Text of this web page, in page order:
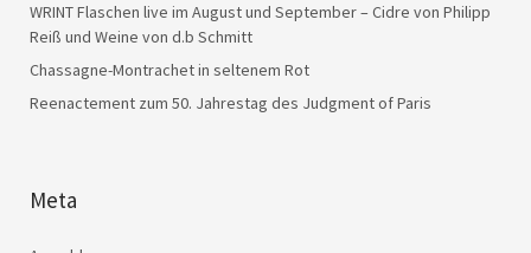
WRINT Flaschen live im August und September – Cidre von Philipp
Reiß und Weine von d.b Schmitt
Chassagne-Montrachet in seltenem Rot
Reenactement zum 50. Jahrestag des Judgment of Paris
Meta